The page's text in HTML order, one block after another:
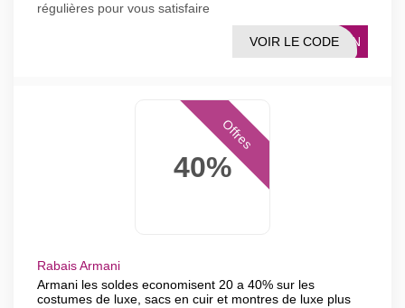
régulières pour vous satisfaire
TION
VOIR LE CODE
40%
Offres
Rabais Armani
Armani les soldes economisent 20 a 40% sur les
costumes de luxe, sacs en cuir et montres de luxe plus